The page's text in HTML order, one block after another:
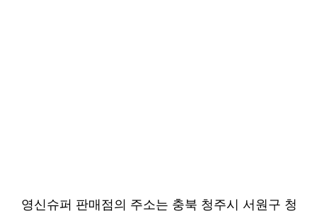
영신슈퍼 판매점의 주소는 충북 청주시 서원구 청